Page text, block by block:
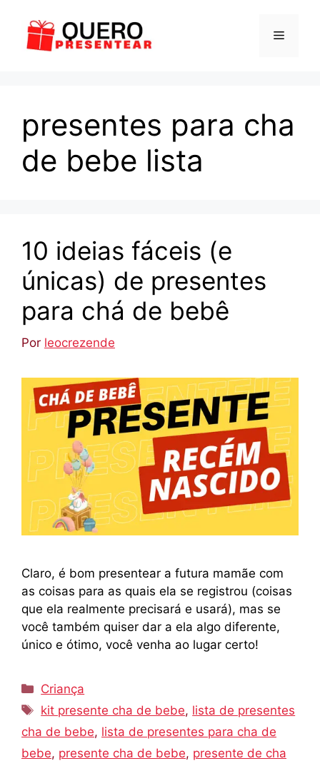
Menu
presentes para cha
de bebe lista
10 ideias fáceis (e
únicas) de presentes
para chá de bebê
Por leocrezende
Claro, é bom presentear a futura mamãe com
as coisas para as quais ela se registrou (coisas
que ela realmente precisará e usará), mas se
você também quiser dar a ela algo diferente,
único e ótimo, você venha ao lugar certo!
Categorias
Criança
Tags
kit presente cha de bebe, lista de presentes
cha de bebe, lista de presentes para cha de
bebe, presente cha de bebe, presente de cha